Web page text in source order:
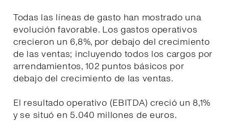
Todas las líneas de gasto han mostrado una
evolución favorable. Los gastos operativos
crecieron un 6,8%, por debajo del crecimiento
de las ventas; incluyendo todos los cargos por
arrendamientos, 102 puntos básicos por
debajo del crecimiento de las ventas.
El resultado operativo (EBITDA) creció un 8,1%
y se situó en 5.040 millones de euros.